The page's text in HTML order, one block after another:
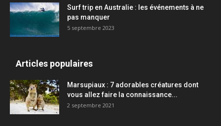
Surf trip en Australie : les événements à ne
pas manquer
5 septembre 2023
Articles populaires
Marsupiaux : 7 adorables créatures dont
vous allez faire la connaissance...
2 septembre 2021